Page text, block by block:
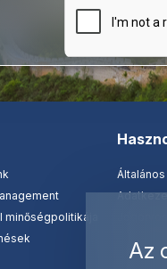
Az
minőségpolitikája